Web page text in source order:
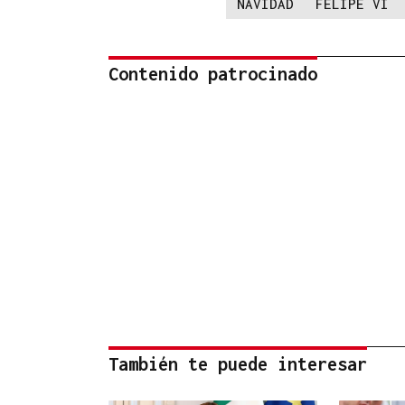
NAVIDAD FELIPE VI
Contenido patrocinado
También te puede interesar